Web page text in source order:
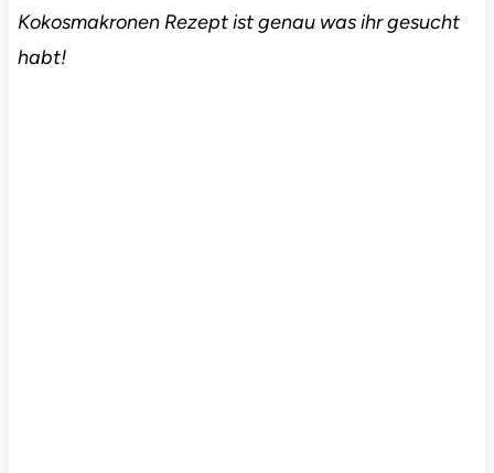
Kokosmakronen Rezept ist genau was ihr gesucht
habt!